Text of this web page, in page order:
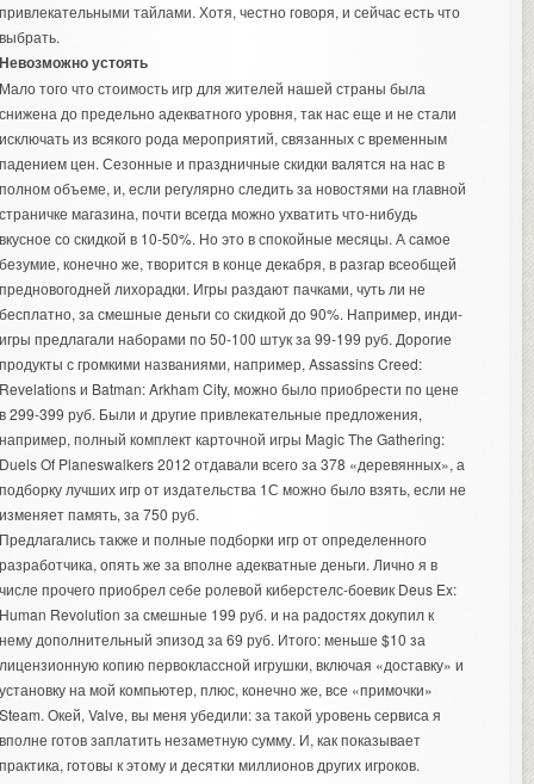
тайлами. Хотя, честно говоря, и сейчас есть что
устоять
того что стоимость игр для жителей нашей страны была
до предельно адекватного уровня, так нас еще и не стали
из всякого рода мероприятий, связанных с временным
цен. Сезонные и праздничные скидки валятся на нас в
объеме, и, если регулярно следить за новостями на главной
магазина, почти всегда можно ухватить что-нибудь
со скидкой в 10-50%. Но это в спокойные месяцы. А самое
конечно же, творится в конце декабря, в разгар всеобщей
лихорадки. Игры раздают пачками, чуть ли не
за смешные деньги со скидкой до 90%. Например, инди-
предлагали наборами по 50-100 штук за 99-199 руб. Дорогие
с громкими названиями, например, Assassins Creed:
и Batman: Arkham City, можно было приобрести по цене
299-399 руб. Были и другие привлекательные предложения,
полный комплект карточной игры Magic The Gathering:
Of Planeswalkers 2012 отдавали всего за 378 «деревянных», а
лучших игр от издательства 1С можно было взять, если не
память, за 750 руб.
также и полные подборки игр от определенного
опять же за вполне адекватные деньги. Лично я в
прочего приобрел себе ролевой киберстелс-боевик Deus Ex:
Revolution за смешные 199 руб. и на радостях докупил к
дополнительный эпизод за 69 руб. Итого: меньше $10 за
копию первоклассной игрушки, включая «доставку» и
на мой компьютер, плюс, конечно же, все «примочки»
Окей, Valve, вы меня убедили: за такой уровень сервиса я
готов заплатить незаметную сумму. И, как показывает
готовы к этому и десятки миллионов других игроков.